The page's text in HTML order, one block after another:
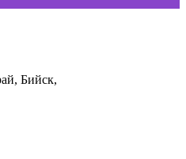
Бийск,